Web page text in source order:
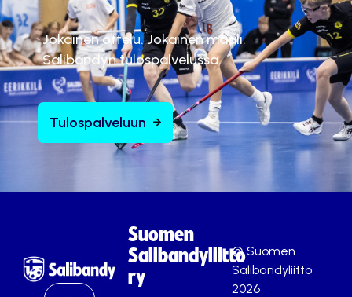
Jokainen ottelu. Jokainen maali.
Salibandyn tulospalvelussa.
Tulospalveluun
Suomen
Salibandyliitto
ry
© Suomen
Salibandyliitto
2026